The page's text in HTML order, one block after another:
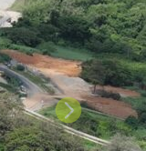
Suivant